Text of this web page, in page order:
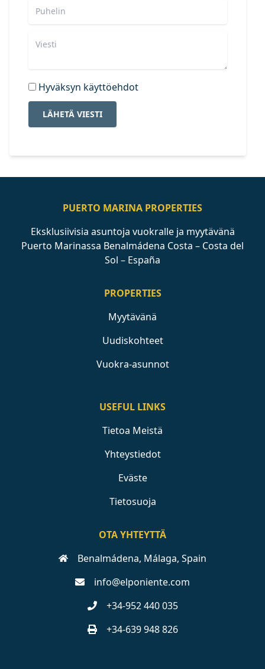
Hyväksyn käyttöehdot
LÄHETÄ VIESTI
PUERTO MARINA PROPERTIES
Eksklusiivisia asuntoja vuokralle ja myytävänä
Puerto Marinassa Benalmádena Costa – Costa del
Sol – España
PROPERTIES
Myytävänä
Uudiskohteet
Vuokra-asunnot
USEFUL LINKS
Tietoa Meistä
Yhteystiedot
Eväste
Tietosuoja
OTA YHTEYTTÄ
Benalmádena, Málaga, Spain
info@elponiente.com
+34-952 440 035
+34-639 948 826